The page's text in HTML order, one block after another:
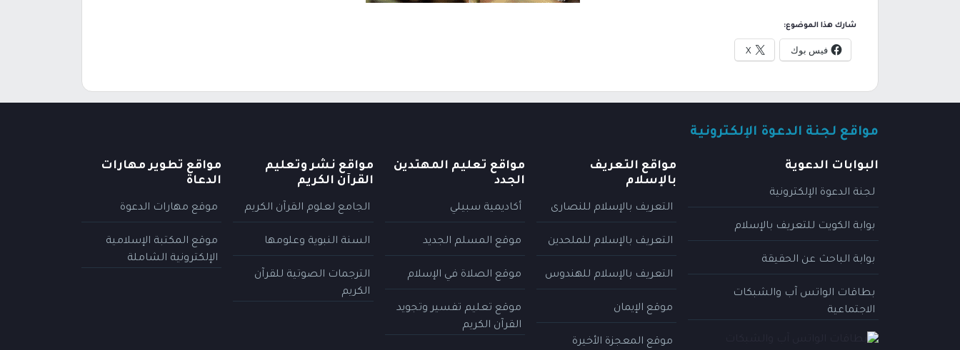
شارك هذا الموضوع:
فيس بوك X
مواقع لجنة الدعوة الإلكترونية
البوابات الدعوية
لجنة الدعوة الإلكترونية
بوابة الكويت للتعريف بالإسلام
بوابة الباحث عن الحقيقة
بطاقات الواتس آب والشبكات
الاجتماعية
مواقع التعريف
بالإسلام
التعريف بالإسلام للنصارى
التعريف بالإسلام للملحدين
التعريف بالإسلام للهندوس
موقع الإيمان
موقع المعجزة الأخيرة
مواقع تعليم المهتدين
الجدد
أكاديمية سبيلي
موقع المسلم الجديد
موقع الصلاة في الإسلام
موقع تعليم تفسير وتجويد
القرآن الكريم
مواقع نشر وتعليم
القرآن الكريم
الجامع لعلوم القرآن الكريم
السنة النبوية وعلومها
الترجمات الصوتية للقرآن
الكريم
مواقع تطوير مهارات
الدعاة
موقع مهارات الدعوة
موقع المكتبة الإسلامية
الإلكترونية الشاملة